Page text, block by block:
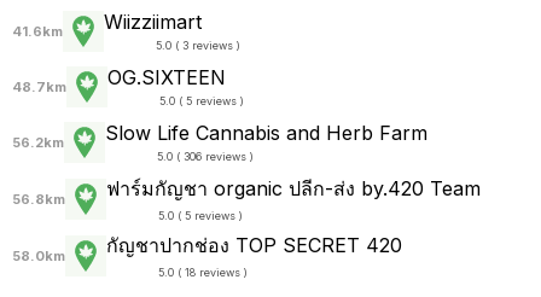
41.6km Wiizziimart
5.0 ( 3 reviews )
48.7km OG.SIXTEEN
5.0 ( 5 reviews )
56.2km Slow Life Cannabis and Herb Farm
5.0 ( 306 reviews )
56.8km ฟาร์มกัญชา organic ปลีก-ส่ง by.420 Team
5.0 ( 5 reviews )
58.0km กัญชาปากช่อง TOP SECRET 420
5.0 ( 18 reviews )